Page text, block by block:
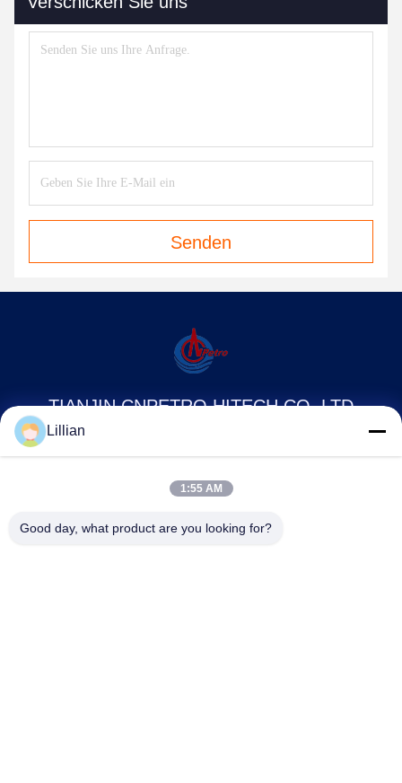
Senden
TIANJIN CNPETRO HITECH CO.,LTD
hitech@petrotape.com
86--15602138358
Der neue Industriepark Yangliuging, Bezirk Xiging, Tianjin,
Lillian
1:55 AM
Good day, what product are you looking for?